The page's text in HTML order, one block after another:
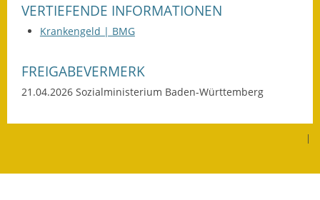
Heiraten in Notzingen
Mitarbeiter
VERTIEFENDE INFORMATIONEN
Krankengeld | BMG
FREIGABEVERMERK
21.04.2026 Sozialministerium Baden-Württemberg
|